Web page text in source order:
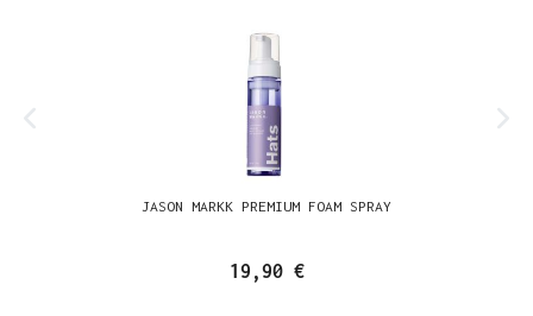
JASON MARKK PREMIUM FOAM SPRAY
19,90 €